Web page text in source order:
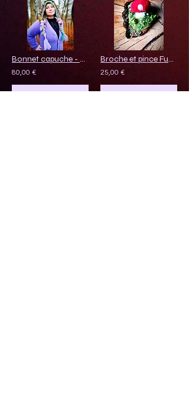
Bonnet capuche - Magie des Fées
80,00 €
Broche et pince Fungitastique
25,00 €